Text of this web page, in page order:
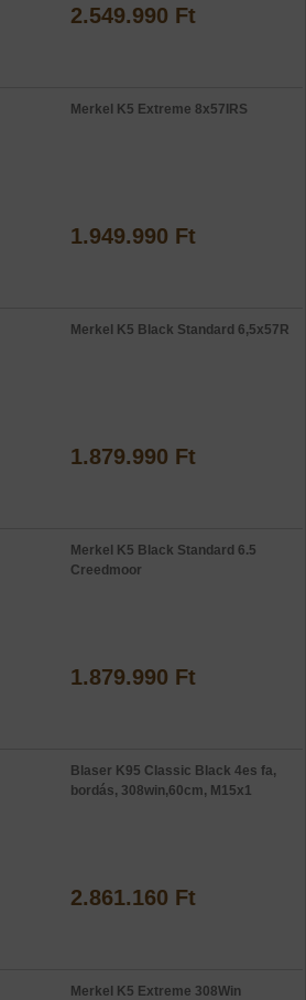
2.549.990 Ft
Merkel K5 Extreme 8x57IRS
1.949.990 Ft
Merkel K5 Black Standard 6,5x57R
1.879.990 Ft
Merkel K5 Black Standard 6.5
Creedmoor
1.879.990 Ft
Blaser K95 Classic Black 4es fa,
bordás, 308win,60cm, M15x1
2.861.160 Ft
Merkel K5 Extreme 308Win